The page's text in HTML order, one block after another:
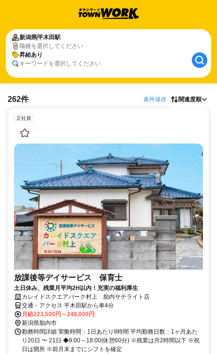
新潟県平木田駅
職種を選択してください
昇給あり
キーワードを選択してください
262件 条件保存 関連度順
正社員
放課後等デイサービス 保育士
土日休み、残業月平均2H以内！充実の福利厚生
カレイドスクエアパーク村上 胎内サテライト店
交通・アクセス 平木田駅から車4分
月給223,500円～248,000円
新潟県胎内市
勤務時間詳細 実働時間：1日あたり8時間 平均勤務日数：1ヶ月あた
り20日 〜 21日 ◆9:00～18:00(休憩60分) ※残業は月2時間以下 ※祝
日は開所 ※前月末までにシフトを確定